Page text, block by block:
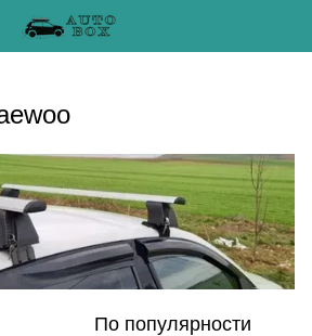
По популярности